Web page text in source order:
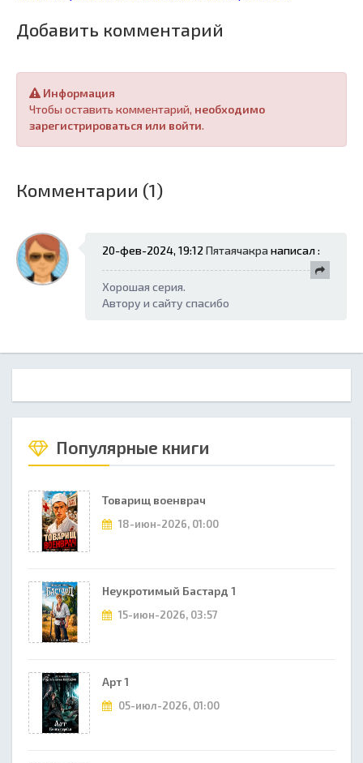
Добавить комментарий
Информация
Чтобы оставить комментарий, необходимо
зарегистрироваться или войти.
Комментарии (1)
20-фев-2024, 19:12 Пятаячакра написал :
Хорошая серия.
Автору и сайту спасибо
Популярные книги
Товарищ военврач
18-июн-2026, 01:00
Неукротимый Бастард 1
15-июн-2026, 03:57
Арт 1
05-июл-2026, 01:00